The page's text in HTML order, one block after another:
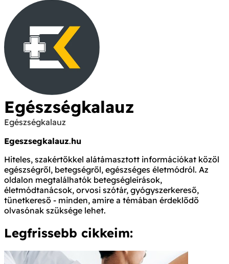
Egészségkalauz
Egészségkalauz
Egeszsegkalauz.hu
Hiteles, szakértőkkel alátámasztott információkat közöl
egészségről, betegségről, egészséges életmódról. Az
oldalon megtalálhatók betegségleírások,
életmódtanácsok, orvosi szótár, gyógyszerkereső,
tünetkereső - minden, amire a témában érdeklődő
olvasónak szüksége lehet.
Legfrissebb cikkeim: